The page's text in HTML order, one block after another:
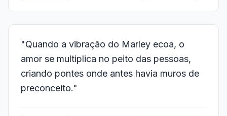
"Quando a vibração do Marley ecoa, o
amor se multiplica no peito das pessoas,
criando pontes onde antes havia muros de
preconceito."